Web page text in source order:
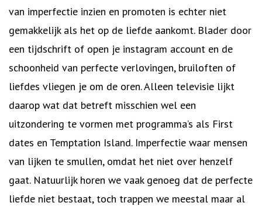
van imperfectie inzien en promoten is echter niet
gemakkelijk als het op de liefde aankomt. Blader door
een tijdschrift of open je instagram account en de
schoonheid van perfecte verlovingen, bruiloften of
liefdes vliegen je om de oren. Alleen televisie lijkt
daarop wat dat betreft misschien wel een
uitzondering te vormen met programma’s als First
dates en Temptation Island. Imperfectie waar mensen
van lijken te smullen, omdat het niet over henzelf
gaat. Natuurlijk horen we vaak genoeg dat de perfecte
liefde niet bestaat, toch trappen we meestal maar al